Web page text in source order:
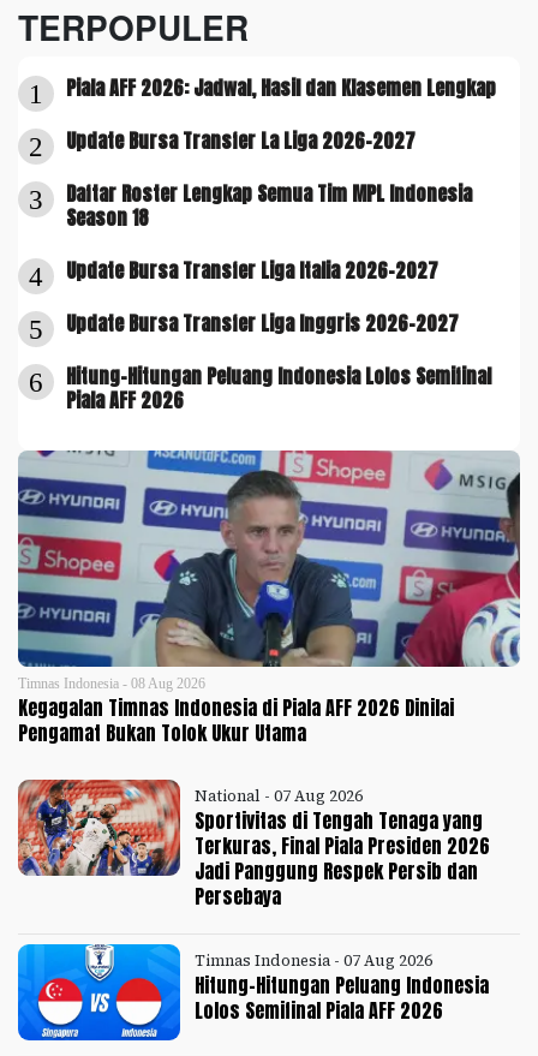
TERPOPULER
1 Piala AFF 2026: Jadwal, Hasil dan Klasemen Lengkap
2 Update Bursa Transfer La Liga 2026-2027
3
Daftar Roster Lengkap Semua Tim MPL Indonesia
Season 18
4 Update Bursa Transfer Liga Italia 2026-2027
5 Update Bursa Transfer Liga Inggris 2026-2027
6
Hitung-Hitungan Peluang Indonesia Lolos Semifinal
Piala AFF 2026
Timnas Indonesia - 08 Aug 2026
Kegagalan Timnas Indonesia di Piala AFF 2026 Dinilai
Pengamat Bukan Tolok Ukur Utama
National - 07 Aug 2026
Sportivitas di Tengah Tenaga yang
Terkuras, Final Piala Presiden 2026
Jadi Panggung Respek Persib dan
Persebaya
Timnas Indonesia - 07 Aug 2026
Hitung-Hitungan Peluang Indonesia
Lolos Semifinal Piala AFF 2026